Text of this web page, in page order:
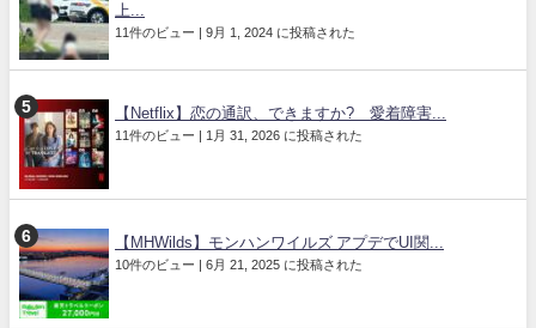
上...
11件のビュー | 9月 1, 2024 に投稿された
【Netflix】恋の通訳、できますか? 愛着障害...
11件のビュー | 1月 31, 2026 に投稿された
【MHWilds】モンハンワイルズ アプデでUI関...
10件のビュー | 6月 21, 2025 に投稿された